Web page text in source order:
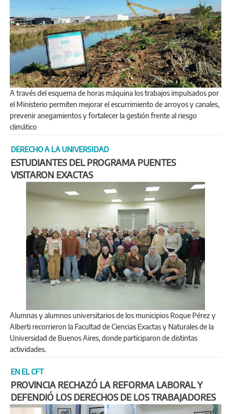
A través del esquema de horas máquina los trabajos impulsados por
el Ministerio permiten mejorar el escurrimiento de arroyos y canales,
prevenir anegamientos y fortalecer la gestión frente al riesgo
climático
DERECHO A LA UNIVERSIDAD
ESTUDIANTES DEL PROGRAMA PUENTES
VISITARON EXACTAS
Alumnas y alumnos universitarios de los municipios Roque Pérez y
Alberti recorrieron la Facultad de Ciencias Exactas y Naturales de la
Universidad de Buenos Aires, donde participaron de distintas
actividades.
EN EL CFT
PROVINCIA RECHAZÓ LA REFORMA LABORAL Y
DEFENDIÓ LOS DERECHOS DE LOS TRABAJADORES